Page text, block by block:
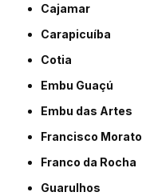
Cajamar
Carapicuíba
Cotia
Embu Guaçú
Embu das Artes
Francisco Morato
Franco da Rocha
Guarulhos